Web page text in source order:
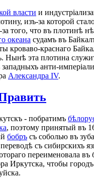
власти и
изъ-за которой
за того, что въ плотинѣ
океана судамъ въ
кроваво-краснаго
Нынѣ эта плотина
западныхъ анти-
Александра IV.
- побратимъ
, поэтому принятый въ
бобръ съ соболью въ
съ сибирскихъ
переименовала въ
Иркутска, чтобы